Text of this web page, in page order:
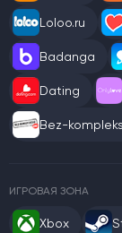
Loloo.ru
Badanga
Dating
Bez-
ИГРОВАЯ ЗОНА
Xbox